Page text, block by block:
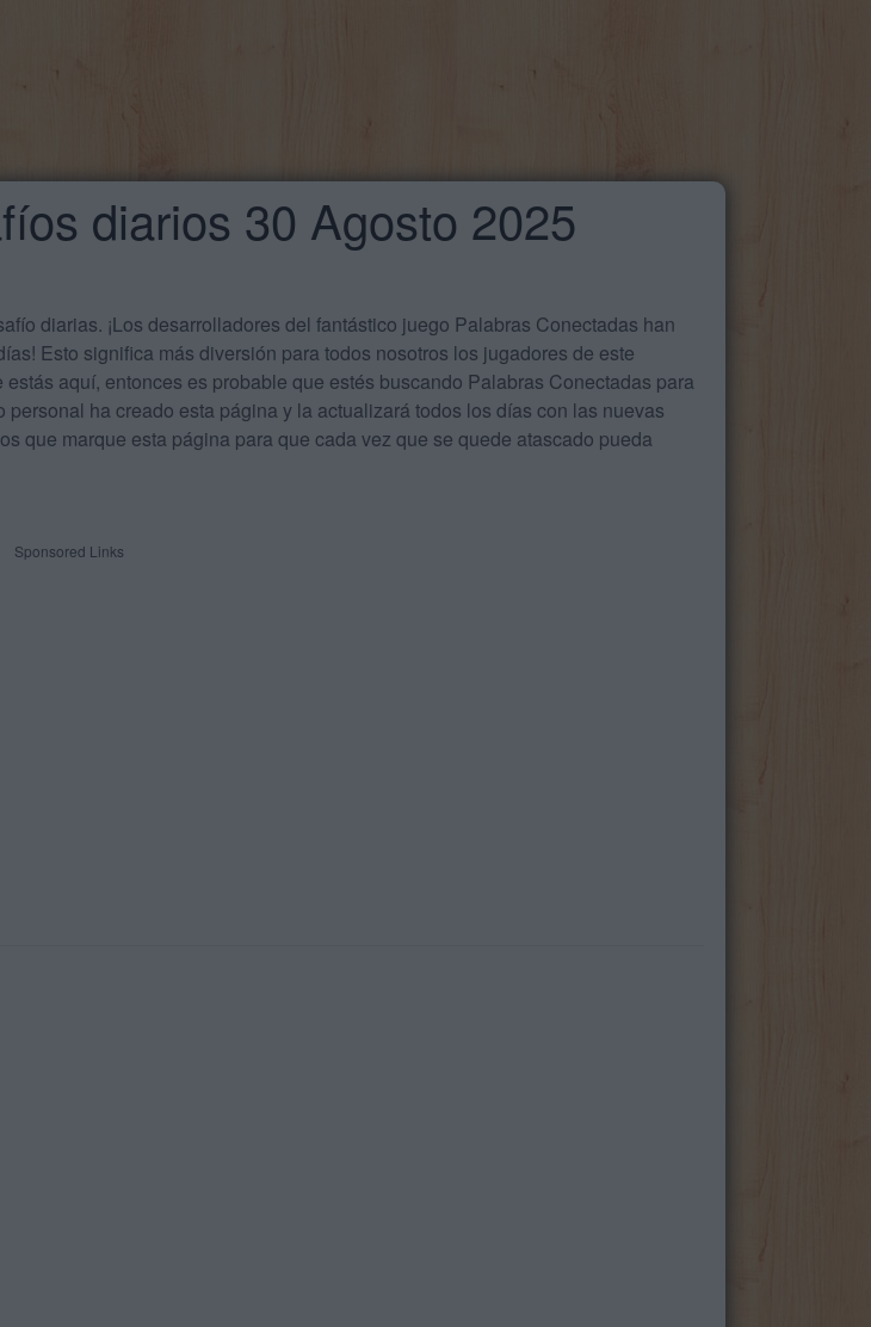
diarios 30 Agosto 2025
diarias. ¡Los desarrolladores del fantástico juego Palabras Conectadas han
Esto significa más diversión para todos nosotros los jugadores de este
aquí, entonces es probable que estés buscando Palabras Conectadas para
ha creado esta página y la actualizará todos los días con las nuevas
que marque esta página para que cada vez que se quede atascado pueda
Sponsored Links